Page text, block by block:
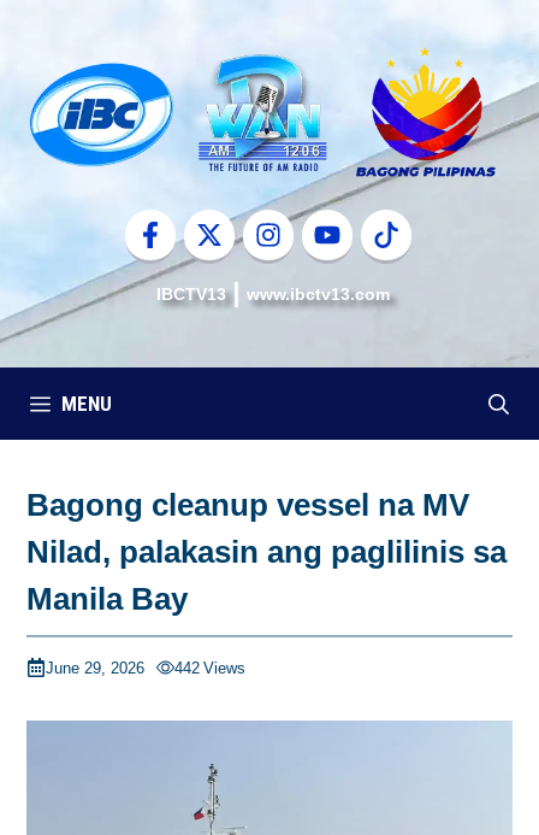
content
IBCTV13 www.ibctv13.com
MENU
Bagong cleanup vessel na MV
Nilad, palakasin ang paglilinis sa
Manila Bay
June 29, 2026 442 Views